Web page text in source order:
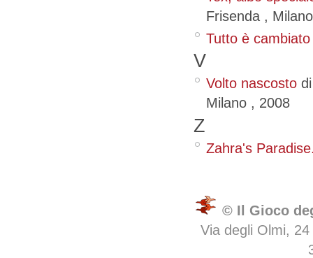
Frisenda , Milano
Tutto è
V
Volto nascosto
Milano , 2008
Z
Zahra's
© Il Gioco
Via degli Olmi,